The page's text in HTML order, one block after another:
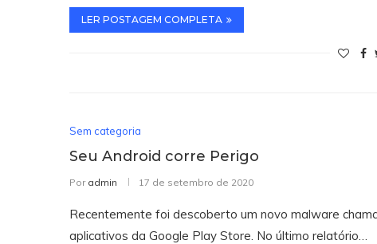
LER POSTAGEM COMPLETA
Sem categoria
Seu Android corre Perigo
Por admin 17 de setembro de 2020
Recentemente foi descoberto um novo malware
aplicativos da Google Play Store. No último relatório…